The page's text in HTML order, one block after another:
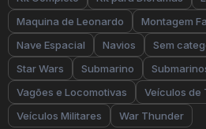
Maquina de Leonardo
Montagem
Nave Espacial
Navios Sem
Star Wars
Submarino
Vagões e Locomotivas
Veículos de
Veículos Militares
War Thunder